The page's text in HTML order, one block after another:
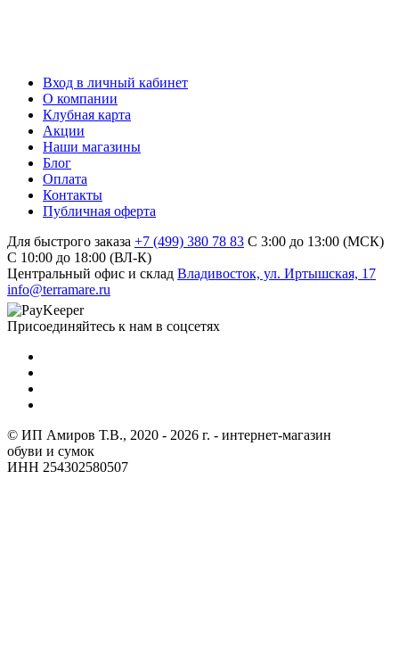
Вход в личный кабинет
О компании
Клубная карта
Акции
Наши магазины
Блог
Оплата
Контакты
Публичная оферта
Для быстрого заказа +7 (499) 380 78 83 С 3:00 до 13:00 (МСК)
C 10:00 до 18:00 (ВЛ-К)
Центральный офис и склад Владивосток, ул. Иртышская, 17
info@terramare.ru
Присоединяйтесь к нам в соцсетях
© ИП Амиров Т.В., 2020 - 2026 г. - интернет-магазин
обуви и сумок
ИНН 254302580507